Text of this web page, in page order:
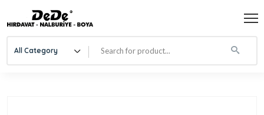
All Category